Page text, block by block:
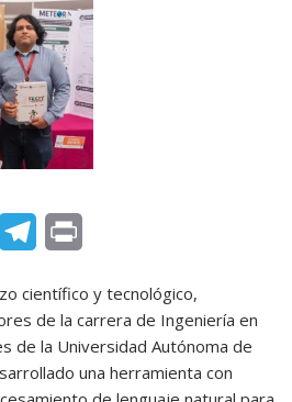
l
e
g
i
n
t
científico y tecnológico,
de la carrera de Ingeniería en
de la Universidad Autónoma de
una herramienta con